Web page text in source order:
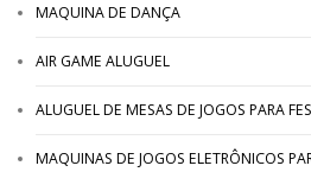
MAQUINA DE DANÇA
AIR GAME ALUGUEL
ALUGUEL DE MESAS DE JOGOS PARA
MAQUINAS DE JOGOS ELETRÔNICOS